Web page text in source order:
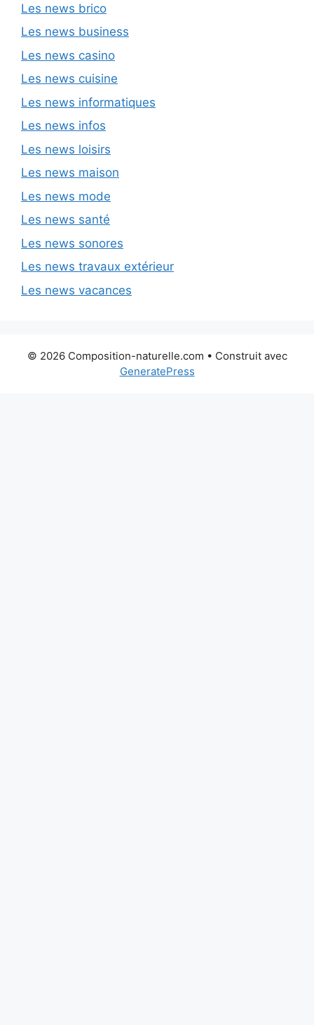
Les news brico
Les news business
Les news casino
Les news cuisine
Les news informatiques
Les news infos
Les news loisirs
Les news maison
Les news mode
Les news santé
Les news sonores
Les news travaux extérieur
Les news vacances
© 2026 Composition-naturelle.com • Construit avec
GeneratePress